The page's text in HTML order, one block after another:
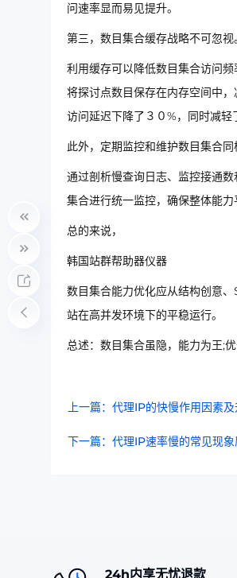
问速率显而易见提升。
第三，数目集合缓存战略不可忽视。
利用缓存可以降低数目集合访问
将探讨点数目保存在内存空间中
访问延迟下降了３０%，同时减轻
此外，定期监控和维护数目集合同
通过剖析慢查询日志、监控接通
集合进行统一监控，确保整体能力
总的来说，
韩国站群帮助器仪器
数目集合能力优化应从结构创意
站在高并发环境下的平稳运行。
总述：数目集合虽隐，能力为王;优
上一篇：代理IP的快慢作用因素及
下一篇：代理IP速率慢的常见现象
24h内享无忧退款